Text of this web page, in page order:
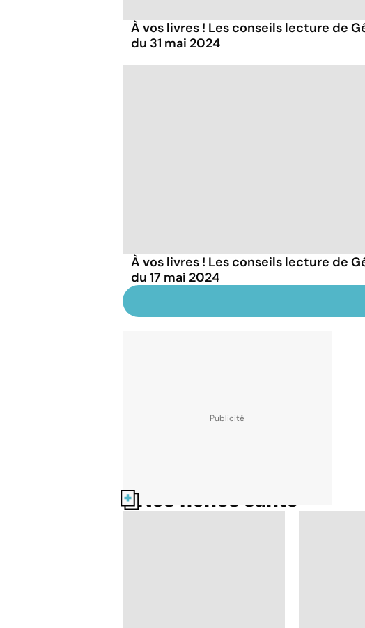
À vos livres ! Les conseils lecture de
du 31 mai 2024
À vos livres ! Les conseils lecture de
du 17 mai 2024
Nos fiches santé